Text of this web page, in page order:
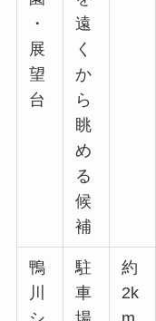
・
展
望
台
遠
く
か
ら
眺
め
る
候
補
鴨
川
駐
車
約
2k